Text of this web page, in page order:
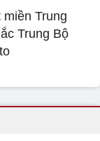
Trung
Trung Bộ